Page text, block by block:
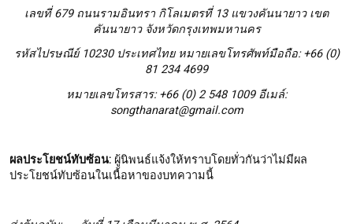
เลขที่ 679 ถนนรามอินทรา กิโลเมตรที่ 13 แขวงคันนายาว เขต
คันนายาว จังหวัดกรุงเทพมหานคร
รหัสไปรษณีย์ 10230 ประเทศไทย หมายเลขโทรศัพท์มือถือ: +66 (0)
81 234 4699
หมายเลขโทรสาร: +66 (0) 2 548 1009 อีเมล์:
songthanarat@gmail.com
ผลประโยชน์ทับซ้อน: ผู้นิพนธ์แจ้งให้ทราบโดยทั่วกันว่าไม่มีผล
ประโยชน์ทับซ้อนในเนื้อหาของบทความนี้